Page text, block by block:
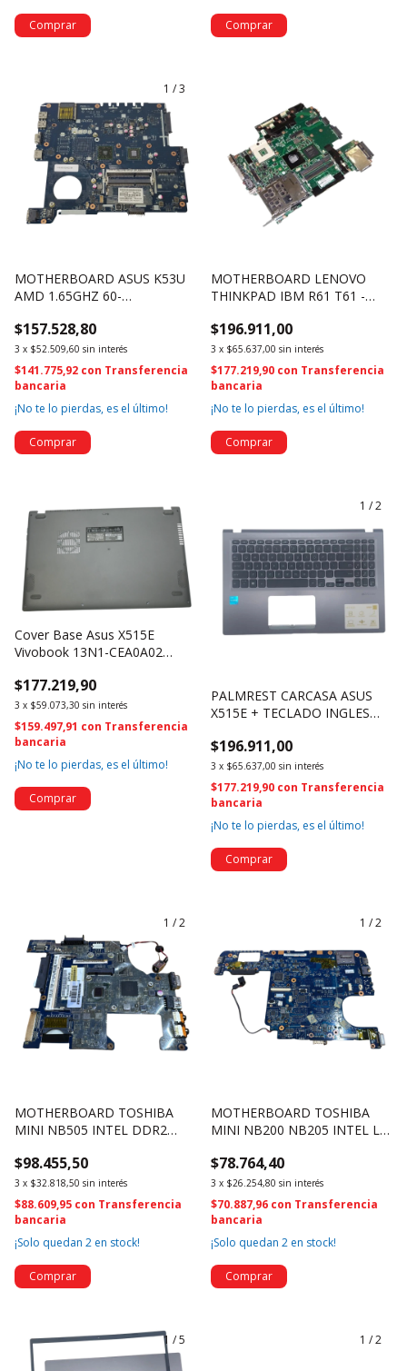
1 /3
MOTHERBOARD ASUS K53U
AMD 1.65GHZ 60-
$157.528,80
3 x $52.509,60 sin interés
$141.775,92 con Transferencia
bancaria
¡No te lo pierdas, es el último!
MOTHERBOARD LENOVO
THINKPAD IBM R61 T61 -
$196.911,00
3 x $65.637,00 sin interés
$177.219,90 con Transferencia
bancaria
¡No te lo pierdas, es el último!
Cover Base Asus X515E
Vivobook 13N1-CEA0A02
$177.219,90
3 x $59.073,30 sin interés
$159.497,91 con Transferencia
bancaria
¡No te lo pierdas, es el último!
1 /2
PALMREST CARCASA ASUS
X515E + TECLADO INGLES
$196.911,00
3 x $65.637,00 sin interés
$177.219,90 con Transferencia
bancaria
¡No te lo pierdas, es el último!
1 /2
MOTHERBOARD TOSHIBA
MINI NB505 INTEL DDR2
$98.455,50
3 x $32.818,50 sin interés
$88.609,95 con Transferencia
bancaria
¡Solo quedan 2 en stock!
1 /2
MOTHERBOARD TOSHIBA
MINI NB200 NB205 INTEL LA-
(2233)
$78.764,40
3 x $26.254,80 sin interés
$70.887,96 con Transferencia
bancaria
¡Solo quedan 2 en stock!
1 /5 1 /2